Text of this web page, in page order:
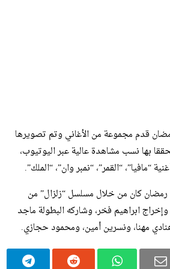
قدم مجموعة من الأغاني وتم تصويرها
بها نسب مشاهدة عالية عبر اليوتيوب،
“مافيا”، “القمر”، “نمبر وان”، “الملك”.
رمضان كان من خلال مسلسل “زلزال” من
ابراهيم فخر، وشاركه البطولة ماجد
مهنا، ونسرين أمين، ومحمود حجازي.